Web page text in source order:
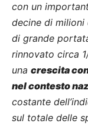
con un
decine di milioni
di grande
rinnovato circa
una crescita
nel contesto
costante
sul totale delle